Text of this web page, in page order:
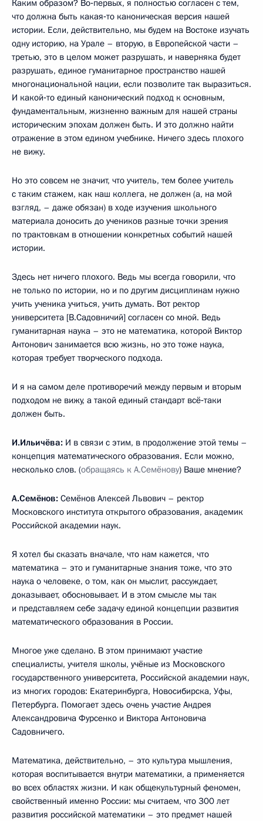
Каким образом? Во‑первых, я полностью согласен с тем,
что должна быть какая‑то каноническая версия нашей
истории. Если, действительно, мы будем на Востоке изучать
одну историю, на Урале – вторую, в Европейской части –
третью, это в целом может разрушать, и наверняка будет
разрушать, единое гуманитарное пространство нашей
многонациональной нации, если позволите так выразиться.
И какой‑то единый канонический подход к основным,
фундаментальным, жизненно важным для нашей страны
историческим эпохам должен быть. И это должно найти
отражение в этом едином учебнике. Ничего здесь плохого
не вижу.
Но это совсем не значит, что учитель, тем более учитель
с таким стажем, как наш коллега, не должен (а, на мой
взгляд, – даже обязан) в ходе изучения школьного
материала доносить до учеников разные точки зрения
по трактовкам в отношении конкретных событий нашей
истории.
Здесь нет ничего плохого. Ведь мы всегда говорили, что
не только по истории, но и по другим дисциплинам нужно
учить ученика учиться, учить думать. Вот ректор
университета [В.Садовничий] согласен со мной. Ведь
гуманитарная наука – это не математика, которой Виктор
Антонович занимается всю жизнь, но это тоже наука,
которая требует творческого подхода.
И я на самом деле противоречий между первым и вторым
подходом не вижу, а такой единый стандарт всё‑таки
должен быть.
И.Ильичёва: И в связи с этим, в продолжение этой темы –
концепция математического образования. Если можно,
несколько слов. (обращаясь к А.Семёнову) Ваше мнение?
А.Семёнов: Семёнов Алексей Львович – ректор
Московского института открытого образования, академик
Российской академии наук.
Я хотел бы сказать вначале, что нам кажется, что
математика – это и гуманитарные знания тоже, что это
наука о человеке, о том, как он мыслит, рассуждает,
доказывает, обосновывает. И в этом смысле мы так
и представляем себе задачу единой концепции развития
математического образования в России.
Многое уже сделано. В этом принимают участие
специалисты, учителя школы, учёные из Московского
государственного университета, Российской академии наук,
из многих городов: Екатеринбурга, Новосибирска, Уфы,
Петербурга. Помогает здесь очень участие Андрея
Александровича Фурсенко и Виктора Антоновича
Садовничего.
Математика, действительно, – это культура мышления,
которая воспитывается внутри математики, а применяется
во всех областях жизни. И как общекультурный феномен,
свойственный именно России: мы считаем, что 300 лет
развития российской математики – это предмет нашей